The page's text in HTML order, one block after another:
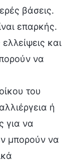
βάσεις.
επαρκής.
και
να
του
ή
για να
μπορούν να